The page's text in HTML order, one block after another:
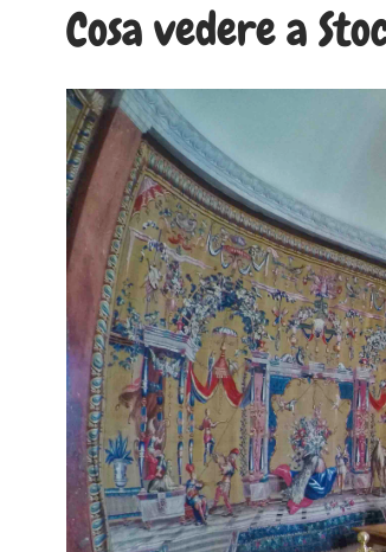
Cosa vedere a